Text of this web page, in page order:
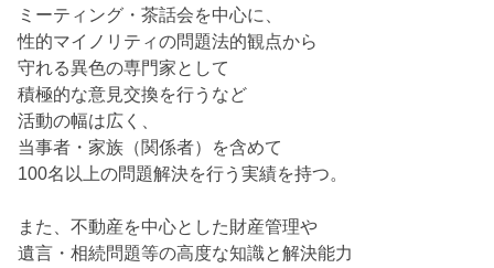
ミーティング・茶話会を中心に、
性的マイノリティの問題法的観点から
守れる異色の専門家として
積極的な意見交換を行うなど
活動の幅は広く、
当事者・家族（関係者）を含めて
100名以上の問題解決を行う実績を持つ。
また、不動産を中心とした財産管理や
遺言・相続問題等の高度な知識と解決能力